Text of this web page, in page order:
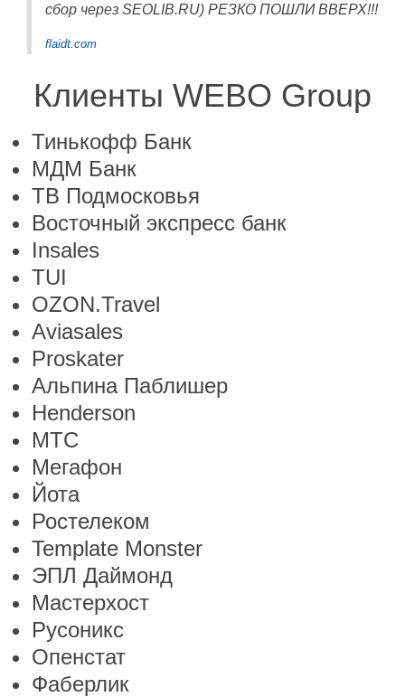
сбор через SEOLIB.RU) РЕЗКО ПОШЛИ ВВЕРХ!!!
flaidt.com
Клиенты WEBO Group
Тинькофф Банк
МДМ Банк
ТВ Подмосковья
Восточный экспресс банк
Insales
TUI
OZON.Travel
Aviasales
Proskater
Альпина Паблишер
Henderson
МТС
Мегафон
Йота
Ростелеком
Template Monster
ЭПЛ Даймонд
Мастерхост
Русоникс
Опенстат
Фаберлик